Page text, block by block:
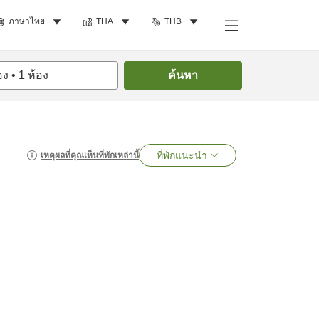
ภาษาไทย THA THB
• 1 ห้อง ค้นหา
เหตุผลที่คุณเห็นที่พักเหล่านี้ ที่พักแนะนำ